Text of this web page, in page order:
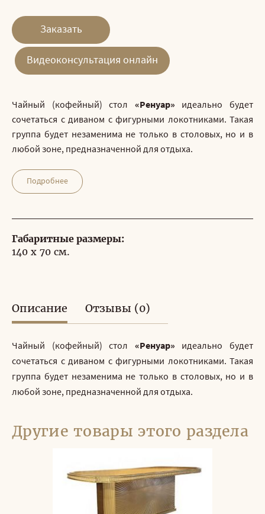
Заказать
Видеоконсультация онлайн
Чайный (кофейный) стол «Ренуар» идеально будет
сочетаться с диваном с фигурными локотниками. Такая
группа будет незаменима не только в столовых, но и в
любой зоне, предназначенной для отдыха.
Подробнее
Габаритные размеры:
140 x 70 см.
Описание Отзывы (0)
Чайный (кофейный) стол «Ренуар» идеально будет
сочетаться с диваном с фигурными локотниками. Такая
группа будет незаменима не только в столовых, но и в
любой зоне, предназначенной для отдыха.
Другие товары этого раздела